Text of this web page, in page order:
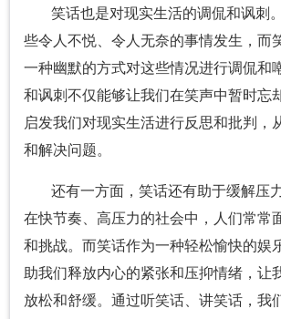
笑话也是对现实生活的调侃和讽刺
些令人不悦、令人无奈的事情发生，而
一种幽默的方式对这些情况进行调侃和
和讽刺不仅能够让我们在笑声中暂时忘
启发我们对现实生活进行反思和批判，
和解决问题。
还有一方面，笑话还有助于缓解压
在快节奏、高压力的社会中，人们常常
和挑战。而笑话作为一种轻松愉快的娱
助我们释放内心的紧张和压抑情绪，让
放松和舒缓。通过听笑话、讲笑话，我